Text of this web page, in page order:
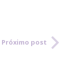
Próximo post